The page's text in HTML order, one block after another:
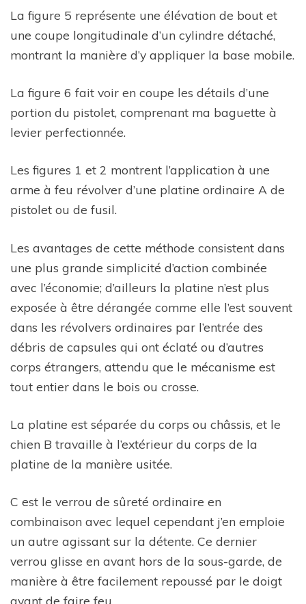
La figure 5 représente une élévation de bout et
une coupe longitudinale d’un cylindre détaché,
montrant la manière d’y appliquer la base mobile.
La figure 6 fait voir en coupe les détails d’une
portion du pistolet, comprenant ma baguette à
levier perfectionnée.
Les figures 1 et 2 montrent l’application à une
arme à feu révolver d’une platine ordinaire A de
pistolet ou de fusil.
Les avantages de cette méthode consistent dans
une plus grande simplicité d’action combinée
avec l’économie; d’ailleurs la platine n’est plus
exposée à être dérangée comme elle l’est souvent
dans les révolvers ordinaires par l’entrée des
débris de capsules qui ont éclaté ou d’autres
corps étrangers, attendu que le mécanisme est
tout entier dans le bois ou crosse.
La platine est séparée du corps ou châssis, et le
chien B travaille à l’extérieur du corps de la
platine de la manière usitée.
C est le verrou de sûreté ordinaire en
combinaison avec lequel cependant j’en emploie
un autre agissant sur la détente. Ce dernier
verrou glisse en avant hors de la sous-garde, de
manière à être facilement repoussé par le doigt
avant de faire feu.